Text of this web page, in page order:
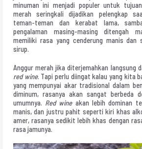
minuman ini menjadi populer untuk
merah seringkali dijadikan pelengkap
teman-teman dan kerabat lama,
pengalaman masing-masing ditengah
memiliki rasa yang cenderung manis
sirup.
Anggur merah jika diterjemahkan langsung
red wine. Tapi perlu diingat kalau yang kita
yang mempunyai akar tradisional dalam
diminum, rasanya akan sangat berbeda
umumnya. Red wineakan lebih dominan
manis, dan justru pahit seperti kiri khas
amer, rasanya sedikit lebih khas dengan
rasa jamunya.